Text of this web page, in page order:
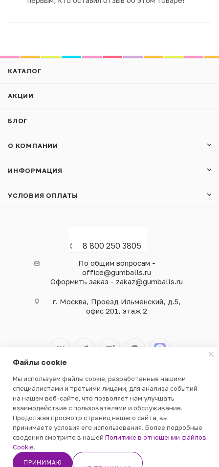
ПОДПИСАТЬСЯ
КАТАЛОГ
АКЦИИ
БЛОГ
О КОМПАНИИ
ИНФОРМАЦИЯ
УСЛОВИЯ ОПЛАТЫ
8 800 250 3805
По общим вопросам -
office@gumballs.ru
Оформить заказ - zakaz@gumballs.ru
г. Москва, Проезд Ильменский, д.5,
офис 201, этаж 2
2026 © ООО «ВЕНДГАМ» © 2000-2025
Файлы cookie
Мы используем файлы cookie, разработанные нашими
специалистами и третьими лицами, для анализа событий
на нашем веб-сайте, что позволяет нам улучшать
взаимодействие с пользователями и обслуживание.
Продолжая просмотр страниц нашего сайта, вы
принимаете условия его использования. Более подробные
сведения смотрите в нашей Политике в отношении файлов
Cookie.
ПРИНИМАЮ